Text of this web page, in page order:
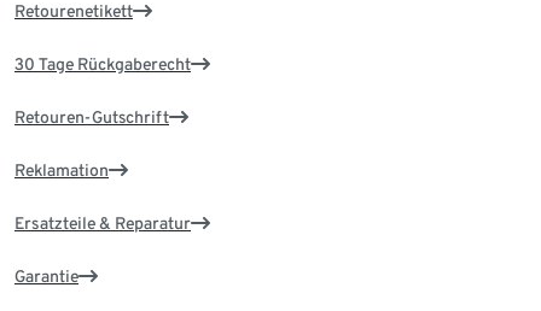
Retourenetikett
30 Tage Rückgaberecht
Retouren-Gutschrift
Reklamation
Ersatzteile & Reparatur
Garantie